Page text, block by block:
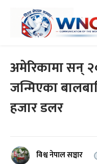
अमेरिकामा सन्
जन्मिएका
हजार डलर
विश्व नेपाल सञ्चार